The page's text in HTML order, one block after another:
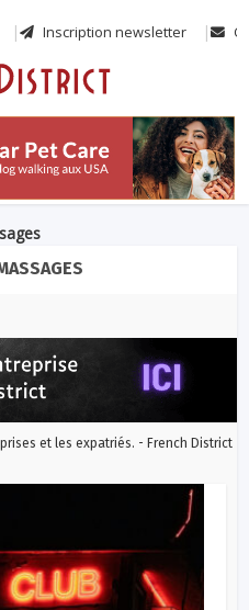
Inscription newsletter
et les expatriés. - French District